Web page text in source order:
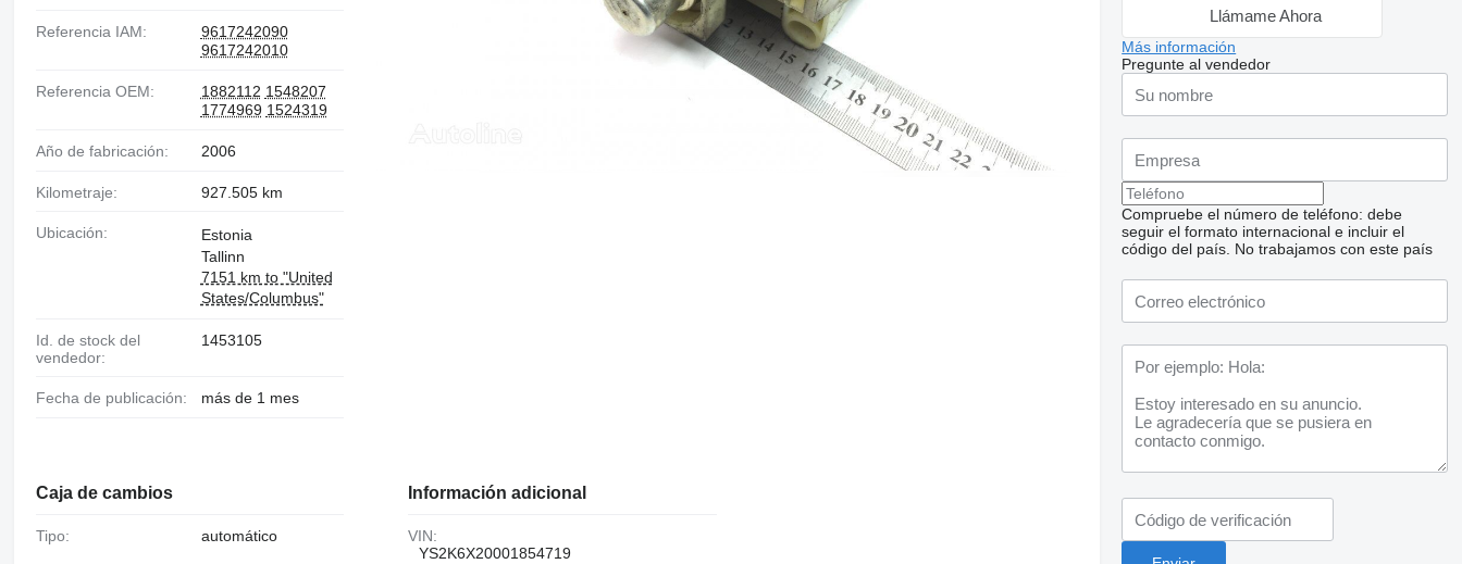
Referencia IAM:
9617242090
9617242010
Referencia OEM: 1882112 1548207
1774969 1524319
Año de fabricación: 2006
Kilometraje: 927.505 km
Ubicación:
Estonia
Tallinn
7151 km to "United
States/Columbus"
Id. de stock del
vendedor:
1453105
Fecha de publicación: más de 1 mes
Caja de cambios
Tipo: automático
Información adicional
VIN:
YS2K6X20001854719
Llámame Ahora
Más información
Pregunte al vendedor
Compruebe el número de teléfono: debe
seguir el formato internacional e incluir el
código del país. No trabajamos con este país